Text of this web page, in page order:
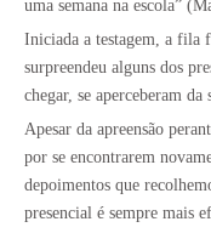
uma semana na escola”
Iniciada a testagem, a fila
surpreendeu alguns dos
chegar, se aperceberam da
Apesar da apreensão
por se encontrarem
depoimentos que
presencial é sempre mais